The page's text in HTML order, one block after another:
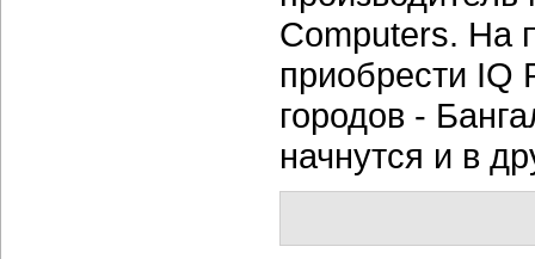
Computers. На
приобрести IQ
городов -
начнутся и в